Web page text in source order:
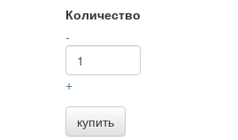
Количество
-
+
купить